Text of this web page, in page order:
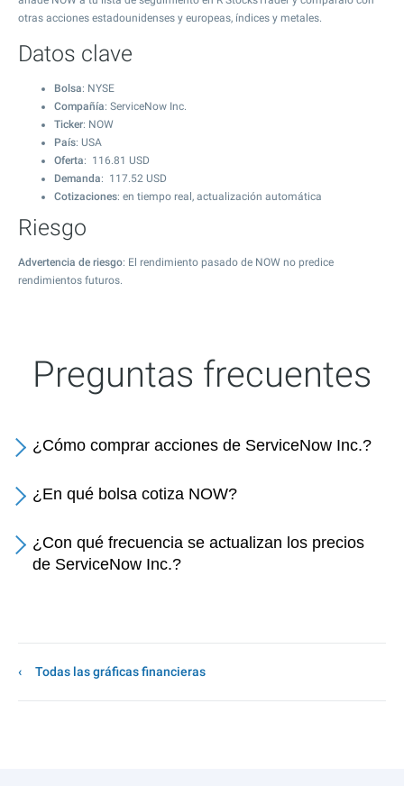
otras acciones estadounidenses y europeas, índices y metales.
Datos clave
Bolsa: NYSE
Compañía: ServiceNow Inc.
Ticker: NOW
País: USA
Oferta: 116.81 USD
Demanda: 117.52 USD
Cotizaciones: en tiempo real, actualización automática
Riesgo
Advertencia de riesgo: El rendimiento pasado de NOW no predice
rendimientos futuros.
Preguntas frecuentes
¿Cómo comprar acciones de ServiceNow Inc.?
¿En qué bolsa cotiza NOW?
¿Con qué frecuencia se actualizan los precios
de ServiceNow Inc.?
Todas las gráficas financieras